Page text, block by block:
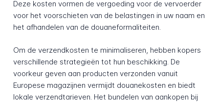
Deze kosten vormen de vergoeding voor de vervoerder
voor het voorschieten van de belastingen in uw naam en
het afhandelen van de douaneformaliteiten.
Om de verzendkosten te minimaliseren, hebben kopers
verschillende strategieën tot hun beschikking. De
voorkeur geven aan producten verzonden vanuit
Europese magazijnen vermijdt douanekosten en biedt
lokale verzendtarieven. Het bundelen van aankopen bij